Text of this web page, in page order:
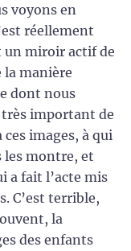
voyons en
réellement
un miroir actif de
la manière
dont nous
important de
images, à qui
les montre, et
a fait l’acte mis
C’est terrible,
la
des enfants